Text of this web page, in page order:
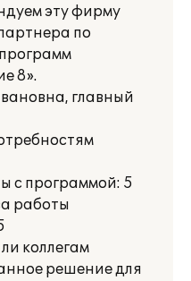
эту фирму
по
8».
главный
с программой: 5
работы
коллегам
решение для